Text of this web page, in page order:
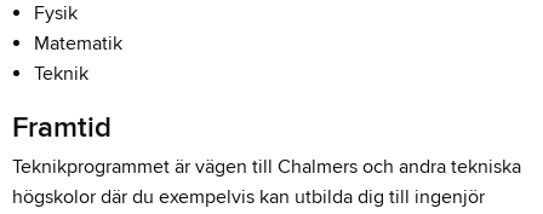
Fysik
Matematik
Teknik
Framtid
Teknikprogrammet är vägen till Chalmers och andra tekniska
högskolor där du exempelvis kan utbilda dig till ingenjör